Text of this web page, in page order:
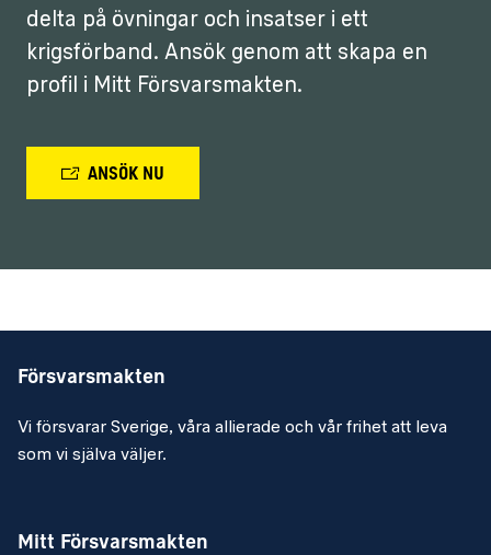
delta på övningar och insatser i ett
krigsförband. Ansök genom att skapa en
profil i Mitt Försvarsmakten.
ANSÖK NU
Försvarsmakten
Vi försvarar Sverige, våra allierade och vår frihet att leva
som vi själva väljer.
Mitt Försvarsmakten